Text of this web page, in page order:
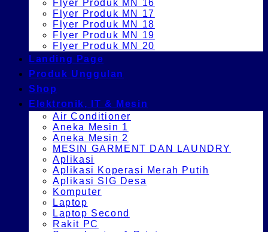
Flyer Produk MN 16
Flyer Produk MN 17
Flyer Produk MN 18
Flyer Produk MN 19
Flyer Produk MN 20
Landing Page
Produk Unggulan
Shop
Elektronik, IT & Mesin
Air Conditioner
Aneka Mesin 1
Aneka Mesin 2
MESIN GARMENT DAN LAUNDRY
Aplikasi
Aplikasi Koperasi Merah Putih
Aplikasi SIG Desa
Komputer
Laptop
Laptop Second
Rakit PC